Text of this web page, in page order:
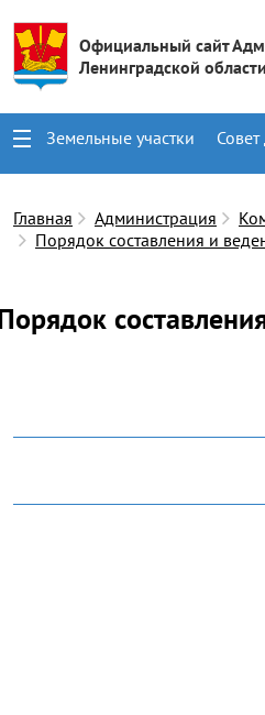
Официальный сайт
Ленинградской области
Земельные участки Совет
Главная
Администрация
Порядок составления и